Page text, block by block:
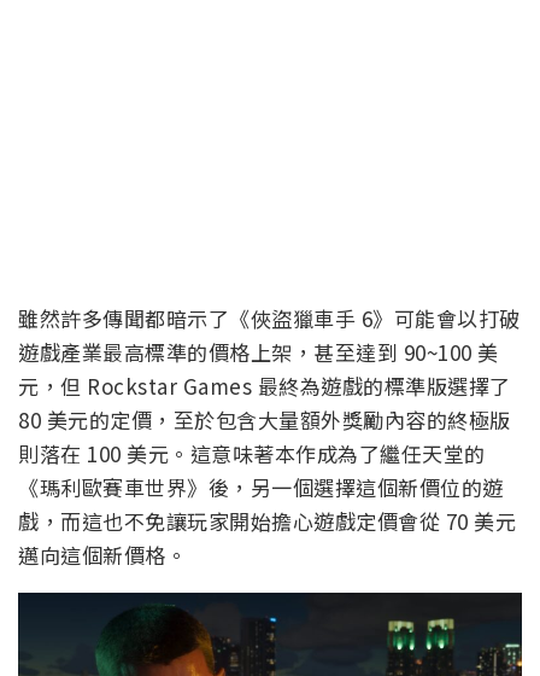
雖然許多傳聞都暗示了《俠盜獵車手 6》可能會以打破
遊戲產業最高標準的價格上架，甚至達到 90~100 美
元，但 Rockstar Games 最終為遊戲的標準版選擇了
80 美元的定價，至於包含大量額外獎勵內容的終極版
則落在 100 美元。這意味著本作成為了繼任天堂的
《瑪利歐賽車世界》後，另一個選擇這個新價位的遊
戲，而這也不免讓玩家開始擔心遊戲定價會從 70 美元
邁向這個新價格。